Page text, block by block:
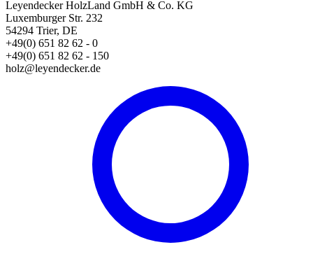
Leyendecker HolzLand GmbH & Co. KG
Luxemburger Str. 232
54294 Trier, DE
+49(0) 651 82 62 - 0
+49(0) 651 82 62 - 150
holz@leyendecker.de